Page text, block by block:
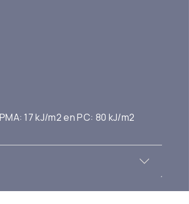
17 kJ/m2 en PC: 80 kJ/m2